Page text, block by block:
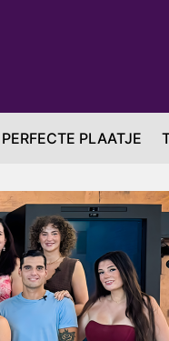
PERFECTE PLAATJE